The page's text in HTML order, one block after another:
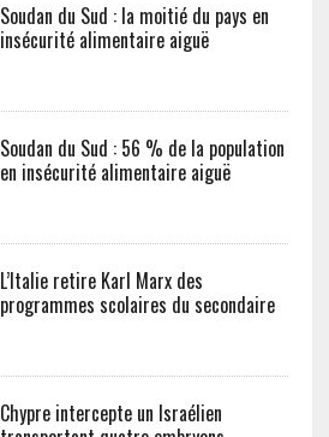
Soudan du Sud : la moitié du pays en
insécurité alimentaire aiguë
Soudan du Sud : 56 % de la population
en insécurité alimentaire aiguë
L’Italie retire Karl Marx des
programmes scolaires du secondaire
Chypre intercepte un Israélien